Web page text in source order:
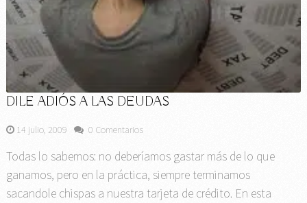
DILE ADIÓS A LAS DEUDAS
14 julio, 2009 0 Comentarios
Todas lo sabemos: no deberíamos gastar más de lo que
ganamos, pero en la práctica, siempre terminamos
sacandole chispas a nuestra tarjeta de crédito. En esta